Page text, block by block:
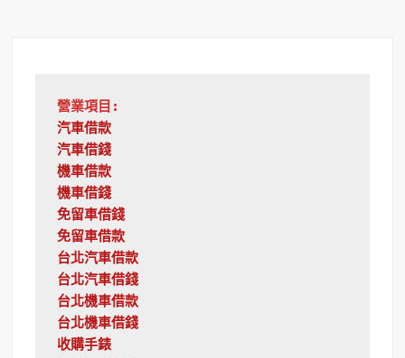
營業項目:
汽車借款
汽車借錢
機車借款
機車借錢
免留車借錢
免留車借款
台北汽車借款
台北汽車借錢
台北機車借款
台北機車借錢
收購手錶